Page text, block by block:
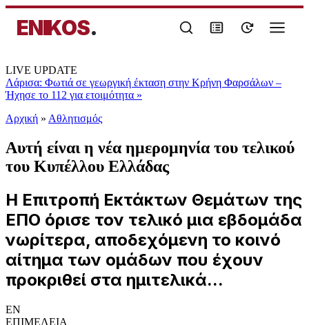
ENIKOS.
LIVE UPDATE
Λάρισα: Φωτιά σε γεωργική έκταση στην Κρήνη Φαρσάλων –
Ήχησε το 112 για ετοιμότητα »
Αρχική » Αθλητισμός
Αυτή είναι η νέα ημερομηνία του τελικού
του Κυπέλλου Ελλάδας
Η Επιτροπή Εκτάκτων Θεμάτων της
ΕΠΟ όρισε τον τελικό μια εβδομάδα
νωρίτερα, αποδεχόμενη το κοινό
αίτημα των ομάδων που έχουν
προκριθεί στα ημιτελικά...
EN
ΕΠΙΜΕΛΕΙΑ